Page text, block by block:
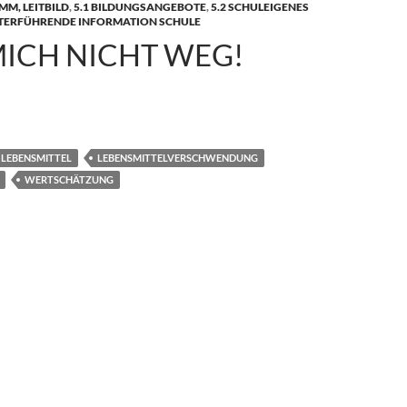
LEITBILD,5.1 BILDUNGSANGEBOTE,5.2 SCHULEIGENES
INFORMATION SCHULE
NICHT WEG!
LEBENSMITTEL
LEBENSMITTELVERSCHWENDUNG
WERTSCHÄTZUNG